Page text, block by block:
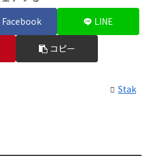
Facebook LINE
コピー
Stak